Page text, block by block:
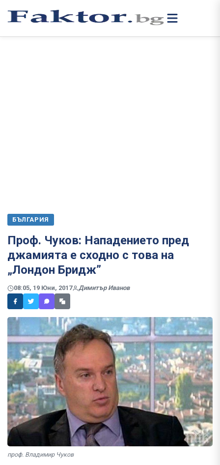
БЪЛГАРИЯ
Проф. Чуков: Нападението пред
джамията е сходно с това на
„Лондон Бридж”
08:05, 19 Юни, 2017 Димитър Иванов
проф. Владимир Чуков